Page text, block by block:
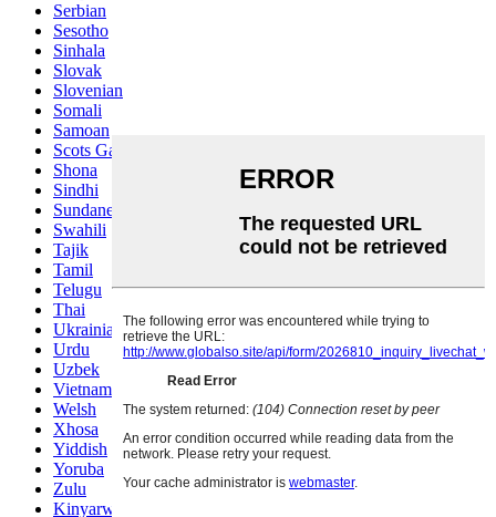
Serbian
Sesotho
Sinhala
Slovak
Slovenian
Somali
Samoan
Scots Gaelic
Shona
Sindhi
Sundanese
Swahili
Tajik
Tamil
Telugu
Thai
Ukrainian
Urdu
Uzbek
Vietnamese
Welsh
Xhosa
Yiddish
Yoruba
Zulu
Kinyarwanda